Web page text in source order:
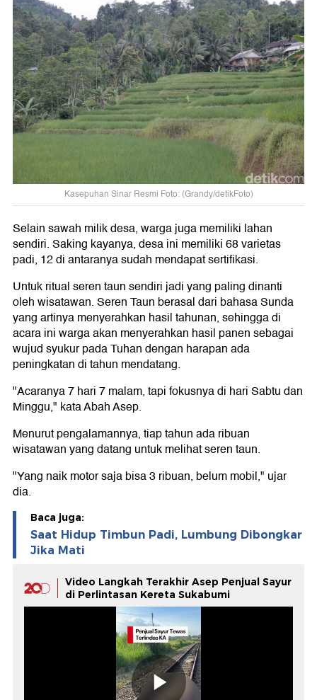
Kasepuhan Sinar Resmi Foto: (Grandy/detikFoto)
Selain sawah milik desa, warga juga memiliki lahan
sendiri. Saking kayanya, desa ini memiliki 68 varietas
padi, 12 di antaranya sudah mendapat sertifikasi.
Untuk ritual seren taun sendiri jadi yang paling dinanti
oleh wisatawan. Seren Taun berasal dari bahasa Sunda
yang artinya menyerahkan hasil tahunan, sehingga di
acara ini warga akan menyerahkan hasil panen sebagai
wujud syukur pada Tuhan dengan harapan ada
peningkatan di tahun mendatang.
"Acaranya 7 hari 7 malam, tapi fokusnya di hari Sabtu dan
Minggu," kata Abah Asep.
Menurut pengalamannya, tiap tahun ada ribuan
wisatawan yang datang untuk melihat seren taun.
"Yang naik motor saja bisa 3 ribuan, belum mobil," ujar
dia.
Baca juga:
Saat Hidup Timbun Padi, Lumbung Dibongkar
Jika Mati
Video Langkah Terakhir Asep Penjual Sayur
di Perlintasan Kereta Sukabumi